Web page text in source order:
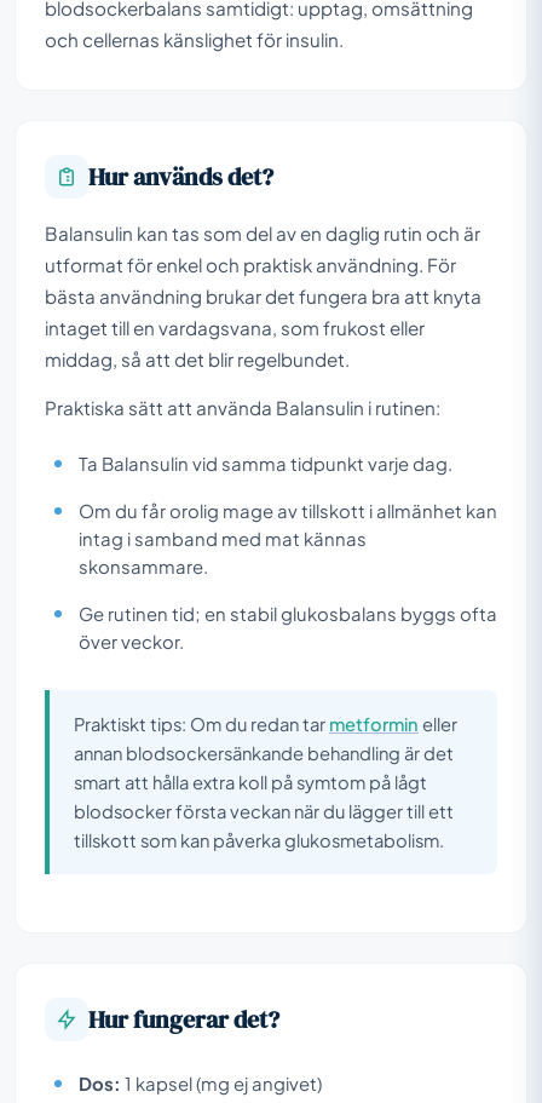
blodsockerbalans samtidigt: upptag, omsättning
och cellernas känslighet för insulin.
Hur används det?
Balansulin kan tas som del av en daglig rutin och är
utformat för enkel och praktisk användning. För
bästa användning brukar det fungera bra att knyta
intaget till en vardagsvana, som frukost eller
middag, så att det blir regelbundet.
Praktiska sätt att använda Balansulin i rutinen:
Ta Balansulin vid samma tidpunkt varje dag.
Om du får orolig mage av tillskott i allmänhet kan
intag i samband med mat kännas
skonsammare.
Ge rutinen tid; en stabil glukosbalans byggs ofta
över veckor.
Praktiskt tips: Om du redan tar metformin eller
annan blodsockersänkande behandling är det
smart att hålla extra koll på symtom på lågt
blodsocker första veckan när du lägger till ett
tillskott som kan påverka glukosmetabolism.
Hur fungerar det?
Dos: 1 kapsel (mg ej angivet)